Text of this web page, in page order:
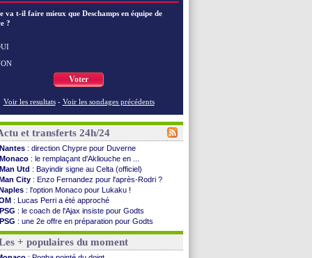
va t-il faire mieux que Deschamps en équipe de
?
Voter
Voir les resultats - Voir les sondages précédents
et transferts 24h/24
Nantes : direction Chypre pour Duverne
Monaco : le remplaçant d'Akliouche en ...
Man Utd : Bayindir signe au Celta (officiel)
City : Enzo Fernandez pour l'après-Rodri ?
: l'option Monaco pour Lukaku !
: Lucas Perri a été approché
PSG : le coach de l'Ajax insiste pour Godts
PSG : une 2e offre en préparation pour Godts
Francfort: Dina Ebimbe signe à Schalke (off.)
Strasbourg: Saïdou Sow prêté à Nantes (off.)
Monaco: Filipe Luis aimerait garder Balogun
+ populaires du moment